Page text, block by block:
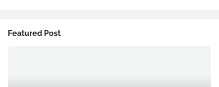
Featured Post